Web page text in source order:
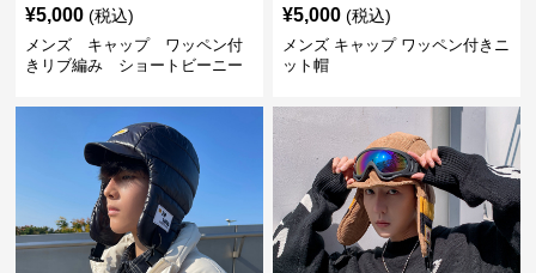
¥5,000 (税込)
メンズ キャップ ワッペン付
きリブ編み ショートビーニー
¥5,000 (税込)
メンズ キャップ ワッペン付きニ
ット帽